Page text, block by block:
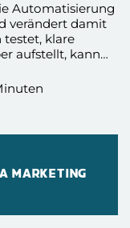
Automatisierung
verändert damit
testet, klare
aufstellt, kann
zu lassen.
MARKETING